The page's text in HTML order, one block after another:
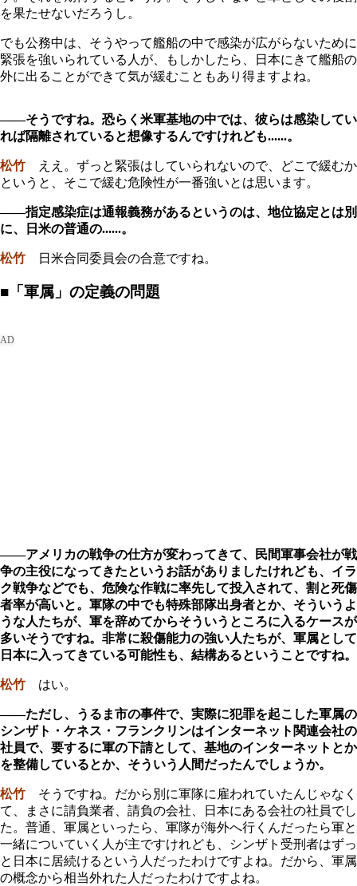
を果たせないだろうし。
でも公務中は、そうやって艦船の中で感染が広がらないために
緊張を強いられている人が、もしかしたら、日本にきて艦船の
外に出ることができて気が緩むこともあり得ますよね。
――そうですね。恐らく米軍基地の中では、彼らは感染してい
れば隔離されていると想像するんですけれども......。
松竹 ええ。ずっと緊張はしていられないので、どこで緩むか
というと、そこで緩む危険性が一番強いとは思います。
――指定感染症は通報義務があるというのは、地位協定とは別
に、日米の普通の......。
松竹 日米合同委員会の合意ですね。
■「軍属」の定義の問題
――アメリカの戦争の仕方が変わってきて、民間軍事会社が戦
争の主役になってきたというお話がありましたけれども、イラ
ク戦争などでも、危険な作戦に率先して投入されて、割と死傷
者率が高いと。軍隊の中でも特殊部隊出身者とか、そういうよ
うな人たちが、軍を辞めてからそういうところに入るケースが
多いそうですね。非常に殺傷能力の強い人たちが、軍属として
日本に入ってきている可能性も、結構あるということですね。
松竹 はい。
――ただし、うるま市の事件で、実際に犯罪を起こした軍属の
シンザト・ケネス・フランクリンはインターネット関連会社の
社員で、要するに軍の下請として、基地のインターネットとか
を整備しているとか、そういう人間だったんでしょうか。
松竹 そうですね。だから別に軍隊に雇われていたんじゃなく
て、まさに請負業者、請負の会社、日本にある会社の社員でし
た。普通、軍属といったら、軍隊が海外へ行くんだったら軍と
一緒についていく人が主ですけれども、シンザト受刑者はずっ
と日本に居続けるという人だったわけですよね。だから、軍属
の概念から相当外れた人だったわけですよね。